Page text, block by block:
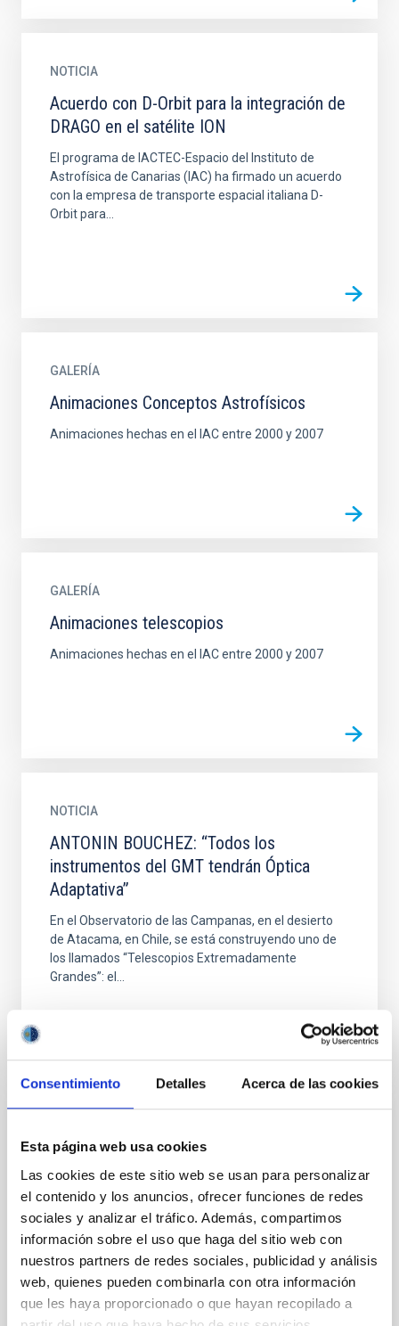
Consentimiento Detalles Acerca de las cookies
Esta página web usa cookies
Las cookies de este sitio web se usan para personalizar
el contenido y los anuncios, ofrecer funciones de redes
sociales y analizar el tráfico. Además, compartimos
información sobre el uso que haga del sitio web con
nuestros partners de redes sociales, publicidad y análisis
web, quienes pueden combinarla con otra información
que les haya proporcionado o que hayan recopilado a
NOTICIA
Acuerdo con D-Orbit para la integración de
DRAGO en el satélite ION
El programa de IACTEC-Espacio del Instituto de
Astrofísica de Canarias (IAC) ha firmado un acuerdo
con la empresa de transporte espacial italiana D-
Orbit para...
GALERÍA
Animaciones Conceptos Astrofísicos
Animaciones hechas en el IAC entre 2000 y 2007
GALERÍA
Animaciones telescopios
Animaciones hechas en el IAC entre 2000 y 2007
NOTICIA
ANTONIN BOUCHEZ: “Todos los
instrumentos del GMT tendrán Óptica
Adaptativa”
En el Observatorio de las Campanas, en el desierto
de Atacama, en Chile, se está construyendo uno de
los llamados “Telescopios Extremadamente
Grandes”: el...
BEGOÑA VILA: “El James Webb es un
telescopio para todos, para toda la
Humanidad”
Con motivo de la celebración del Día Internacional de
la Mujer compartimos la entrevista que realizamos a
Begoña Vila, ingeniera de Sistemas de Instrumentos
del...